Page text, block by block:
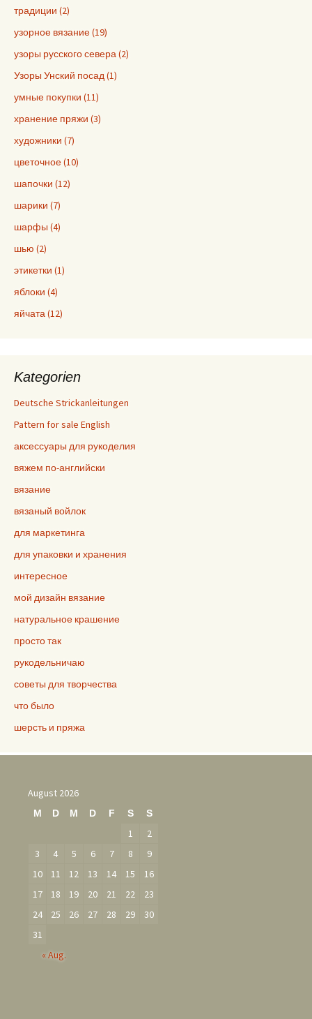
традиции (2)
узорное вязание (19)
узоры русского севера (2)
Узоры Унский посад (1)
умные покупки (11)
хранение пряжи (3)
художники (7)
цветочное (10)
шапочки (12)
шарики (7)
шарфы (4)
шью (2)
этикетки (1)
яблоки (4)
яйчата (12)
Kategorien
Deutsche Strickanleitungen
Pattern for sale English
аксессуары для рукоделия
вяжем по-английски
вязание
вязаный войлок
для маркетинга
для упаковки и хранения
интересное
мой дизайн вязание
натуральное крашение
просто так
рукодельничаю
советы для творчества
что было
шерсть и пряжа
August 2026
M D M D F S S
1
2
3
4 5 6 7 8
9
10
11 12 13 14 15
16
17
18 19 20 21 22
23
24
25 26 27 28 29
30
31
« Aug.